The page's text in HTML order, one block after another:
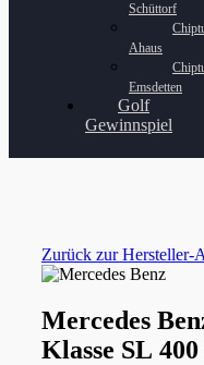
Schüttorf
Ahaus
Emsdetten
Golf
Gewinnspiel
Zurück zur Hersteller-
Mercedes
Klasse SL